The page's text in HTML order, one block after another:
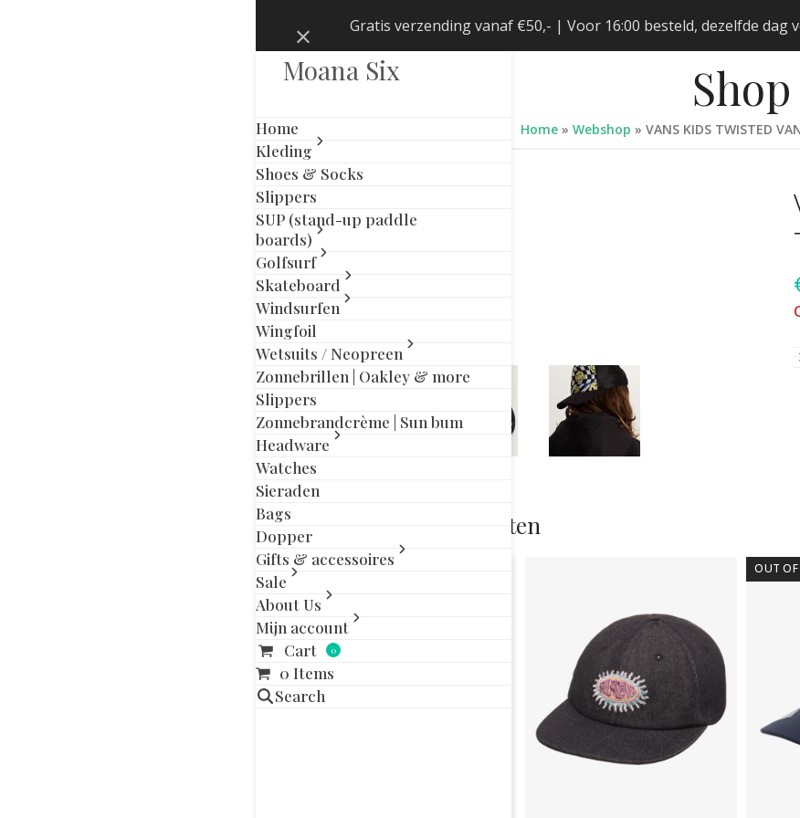
Gratis verzending vanaf €50,- | Voor 16:00 besteld, dezelfde
Negeren
Moana Six
Home
Kleding
Shoes & Socks
Slippers
SUP (stand-up paddle
boards)
Golfsurf
Skateboard
Windsurfen
Wingfoil
Wetsuits / Neopreen
Zonnebrillen | Oakley & more
Slippers
Zonnebrandcrème | Sun bum
Headware
Watches
Sieraden
Bags
Dopper
Gifts & accessoires
Sale
About Us
Mijn account
Cart
0
0 Items
Search
Shop
Home » Webshop » VANS KIDS TWISTED
previous
slide
next
slide
Gerelateerde producten
OUT